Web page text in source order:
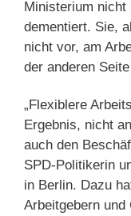
Ministerium
dementiert. Sie,
nicht vor, am
der anderen
„Flexiblere
Ergebnis, nicht
auch den
SPD-Politikerin
in Berlin. Dazu
Arbeitgebern